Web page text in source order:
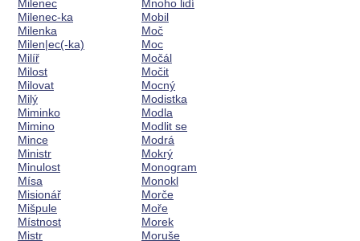
Milenec
Milenec-ka
Milenka
Milen|ec(-ka)
Milíř
Milost
Milovat
Milý
Miminko
Mimino
Mince
Ministr
Minulost
Mísa
Misionář
Mišpule
Místnost
Mistr
Mnoho lidí
Mobil
Moč
Moc
Močál
Močit
Mocný
Modistka
Modla
Modlit se
Modrá
Mokrý
Monogram
Monokl
Morče
Moře
Morek
Moruše